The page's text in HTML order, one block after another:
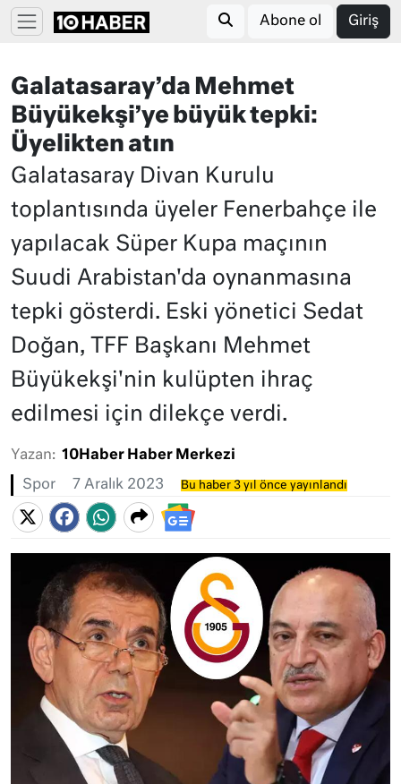
Abone ol Giriş
Galatasaray’da Mehmet
Büyükekşi’ye büyük tepki:
Üyelikten atın
Galatasaray Divan Kurulu
toplantısında üyeler Fenerbahçe ile
yapılacak Süper Kupa maçının
Suudi Arabistan'da oynanmasına
tepki gösterdi. Eski yönetici Sedat
Doğan, TFF Başkanı Mehmet
Büyükekşi'nin kulüpten ihraç
edilmesi için dilekçe verdi.
Yazan: 10Haber Haber Merkezi
Spor 7 Aralık 2023 Bu haber 3 yıl önce yayınlandı